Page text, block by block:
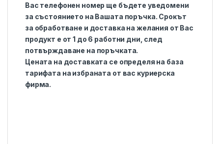
Вас телефонен номер ще бъдете уведомени
за състоянието на Вашата поръчка. Срокът
за обработване и доставка на желания от Вас
продукт е от 1 до 6 работни дни, след
потвърждаване на поръчката.
Цената на доставката се определя на база
тарифата на избраната от вас куриерска
фирма.